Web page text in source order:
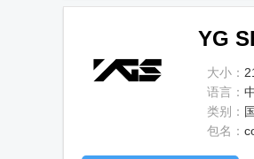
YG
大小：
语言：
类别：
包名：